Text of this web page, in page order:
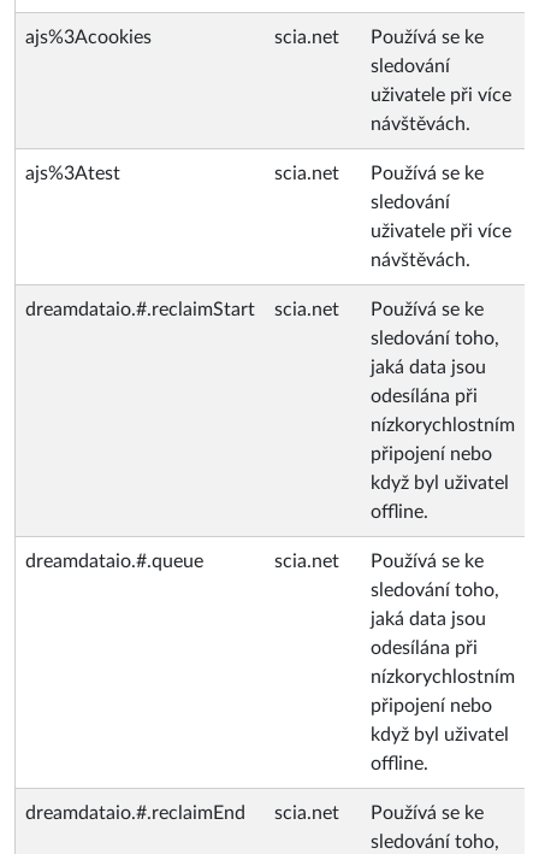
ajs%3Acookies scia.net
Používá se ke
sledování
uživatele při více
návštěvách.
ajs%3Atest scia.net
Používá se ke
sledování
uživatele při více
návštěvách.
dreamdataio.#.reclaimStart scia.net
Používá se ke
sledování toho,
jaká data jsou
odesílána při
nízkorychlostním
připojení nebo
když byl uživatel
offline.
dreamdataio.#.queue scia.net
Používá se ke
sledování toho,
jaká data jsou
odesílána při
nízkorychlostním
připojení nebo
když byl uživatel
offline.
dreamdataio.#.reclaimEnd scia.net
Používá se ke
sledování toho,